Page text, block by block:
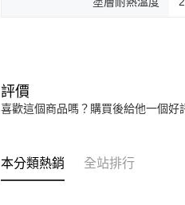
評價
喜歡這個商品嗎？購買後給他一個好
本分類熱銷 全站排行